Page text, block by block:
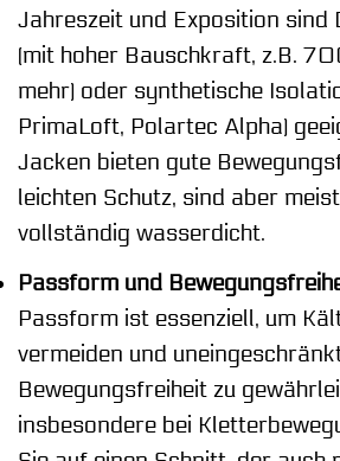
Jahreszeit und Exposition sind
(mit hoher Bauschkraft, z.B.
mehr) oder synthetische
PrimaLoft, Polartec Alpha)
Jacken bieten gute
leichten Schutz, sind aber
vollständig wasserdicht.
Passform und
Passform ist essenziell, um
vermeiden und
Bewegungsfreiheit zu
insbesondere bei